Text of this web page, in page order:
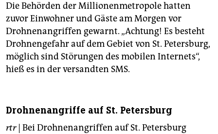
Die Behörden der Millionenmetropole hatten
zuvor Einwohner und Gäste am Morgen vor
Drohnenangriffen gewarnt. „Achtung! Es besteht
Drohnengefahr auf dem Gebiet von St. Petersburg,
möglich sind Störungen des mobilen Internets“,
hieß es in der versandten SMS.
Drohnenangriffe auf St. Petersburg
rtr| Bei Drohnenangriffen auf St. Petersburg